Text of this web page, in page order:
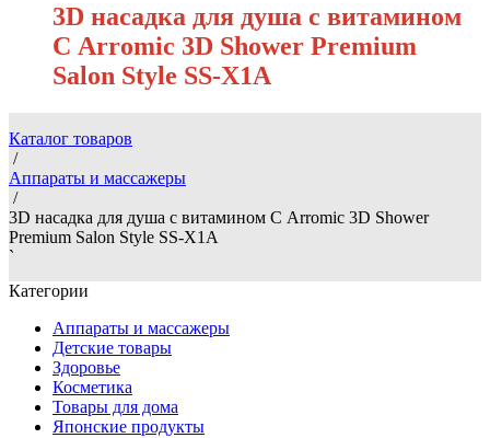
3D насадка для душа с витамином
С Arromic 3D Shower Premium
Salon Style SS-X1A
Каталог товаров
/
Аппараты и массажеры
/
3D насадка для душа с витамином С Arromic 3D Shower
Premium Salon Style SS-X1A
`
Категории
Аппараты и массажеры
Детские товары
Здоровье
Косметика
Товары для дома
Японские продукты